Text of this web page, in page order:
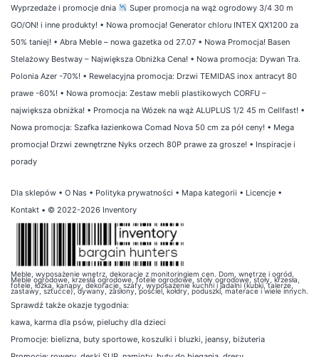
Wyprzedaże i promocje dnia
Super promocja na wąż ogrodowy 3/4 30 m
GO/ON! i inne produkty! • Nowa promocja! Generator chloru INTEX QX1200 za
50% taniej! • Abra Meble – nowa gazetka od 27.07 • Nowa Promocja! Basen
Stelażowy Bestway – Największa Obniżka Cena! • Nowa promocja: Dywan Tra.
Polonia Azer -70%! • Rewelacyjna promocja: Drzwi TEMIDAS inox antracyt 80
prawe -60%! • Nowa promocja: Zestaw mebli plastikowych CORFU –
największa obniżka! • Promocja na Wózek na wąż ALUPLUS 1/2 45 m Cellfast! •
Nowa promocja: Szafka łazienkowa Comad Nova 50 cm za pół ceny! • Mega
promocja! Drzwi zewnętrzne Nyks orzech 80P prawe za grosze! • Inspiracje i
porady
Dla sklepów • O Nas • Polityka prywatności • Mapa kategorii • Licencje •
Kontakt • © 2022-2026 Inventory
Meble, wyposażenie wnętrz, dekoracje z monitoringiem cen. Dom, wnętrze i ogród.
Meble ogrodowe, krzesła ogrodowe, fotele ogrodowe, stoły ogrodowe, stoły, krzesła,
fotele, łóżka, kanapy, dekoracje, szafy, wyposażenie kuchni i jadalni (kubki, talerze,
zastawy, sztućce), dywany, zasłony, pościel, kołdry, poduszki, materace i wiele innych.
Sprawdź także okazje tygodnia:
kawa, karma dla psów, pieluchy dla dzieci
Promocje: bielizna, buty sportowe, koszulki i bluzki, jeansy, biżuteria